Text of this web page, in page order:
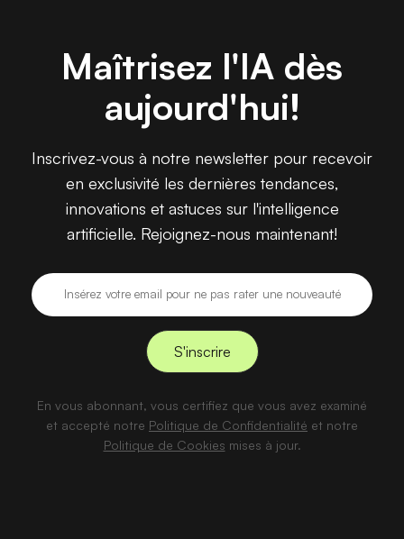
Maîtrisez l'IA dès
aujourd'hui!
Inscrivez-vous à notre newsletter pour recevoir
en exclusivité les dernières tendances,
innovations et astuces sur l'intelligence
artificielle. Rejoignez-nous maintenant!
En vous abonnant, vous certifiez que vous avez examiné
et accepté notre Politique de Confidentialité et notre
Politique de Cookies mises à jour.